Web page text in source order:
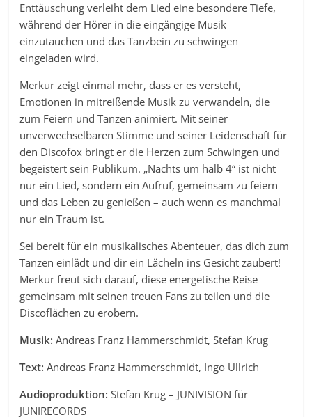
Enttäuschung verleiht dem Lied eine besondere Tiefe,
während der Hörer in die eingängige Musik
einzutauchen und das Tanzbein zu schwingen
eingeladen wird.
Merkur zeigt einmal mehr, dass er es versteht,
Emotionen in mitreißende Musik zu verwandeln, die
zum Feiern und Tanzen animiert. Mit seiner
unverwechselbaren Stimme und seiner Leidenschaft für
den Discofox bringt er die Herzen zum Schwingen und
begeistert sein Publikum. „Nachts um halb 4“ ist nicht
nur ein Lied, sondern ein Aufruf, gemeinsam zu feiern
und das Leben zu genießen – auch wenn es manchmal
nur ein Traum ist.
Sei bereit für ein musikalisches Abenteuer, das dich zum
Tanzen einlädt und dir ein Lächeln ins Gesicht zaubert!
Merkur freut sich darauf, diese energetische Reise
gemeinsam mit seinen treuen Fans zu teilen und die
Discoflächen zu erobern.
Musik:Andreas Franz Hammerschmidt, Stefan Krug
Text: Andreas Franz Hammerschmidt, Ingo Ullrich
Audioproduktion: Stefan Krug – JUNIVISION für
JUNIRECORDS